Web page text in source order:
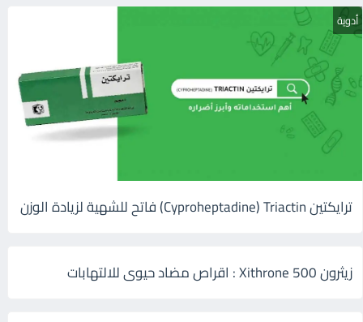
أدوية
ترايكتين Cyproheptadine) Triactin) فاتح للشهية لزيادة الوزن
زيثرون 500 Xithrone : اقراص مضاد حيوى للالتهابات